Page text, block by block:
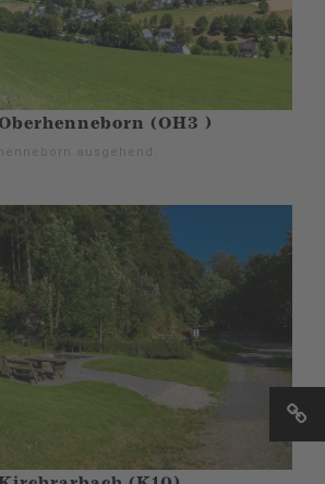
(OH3 )
ausgehend.